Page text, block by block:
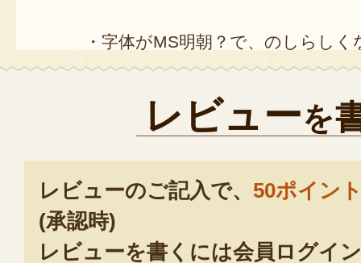
・字体がMS明朝？で、のしらし
ある字体にしてほしい
・文字の大きさが小さく、文字の
ランスがとれていない(手差し印
おそらくWordを使いこなせてい
は思いますが…オフィシャルな贈
レビューを
レビューのご記入で、 50ポイン
(承認時)
レビューを書くには会員ログイ